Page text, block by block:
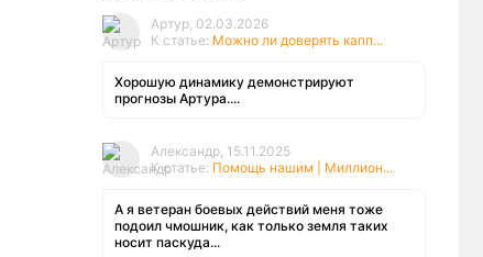
Артур, 02.03.2026
К статье: Можно ли доверять капп...
Хорошую динамику демонстрируют
прогнозы Артура....
Александр, 15.11.2025
К статье: Помощь нашим | Миллион...
А я ветеран боевых действий меня тоже
подоил чмошник, как только земля таких
носит паскуда...